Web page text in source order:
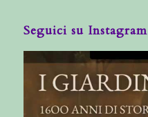
Seguici su Instagram